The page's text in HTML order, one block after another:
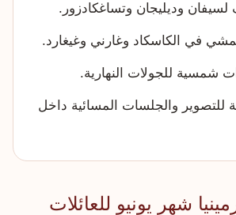
وديليجان وتساغكادزور.
في الكاسكاد وغارني وغيغارد.
شمسية للجولات النهارية.
للتصوير والجلسات المسائية داخل
شهر يونيو للعائلات